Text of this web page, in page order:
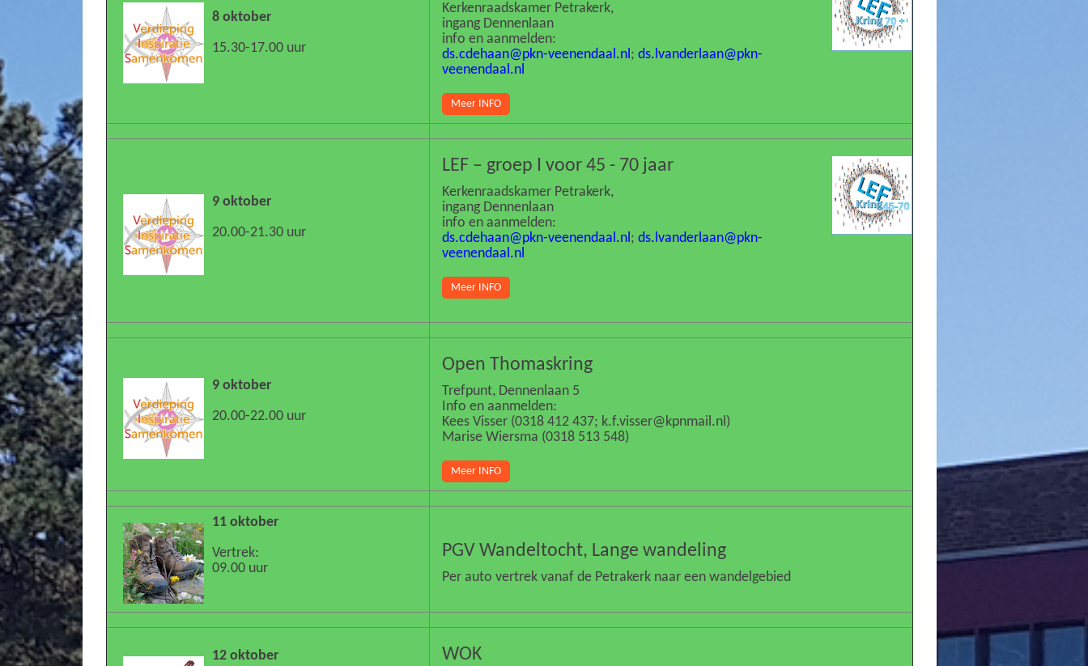
8 oktober
15.30-17.00 uur
Kerkenraadskamer Petrakerk,
ingang Dennenlaan
info en aanmelden:
ds.cdehaan@pkn-veenendaal.nl; ds.lvanderlaan@pkn-
veenendaal.nl
Meer INFO
9 oktober
20.00-21.30 uur
LEF – groep I voor 45 - 70 jaar
Kerkenraadskamer Petrakerk,
ingang Dennenlaan
info en aanmelden:
ds.cdehaan@pkn-veenendaal.nl; ds.lvanderlaan@pkn-
veenendaal.nl
Meer INFO
9 oktober
20.00-22.00 uur
Open Thomaskring
Trefpunt, Dennenlaan 5
Info en aanmelden:
Kees Visser (0318 412 437; k.f.visser@kpnmail.nl)
Marise Wiersma (0318 513 548)
Meer INFO
11 oktober
Vertrek:
09.00 uur
PGV Wandeltocht, Lange wandeling
Per auto vertrek vanaf de Petrakerk naar een wandelgebied
12 oktober
WOK